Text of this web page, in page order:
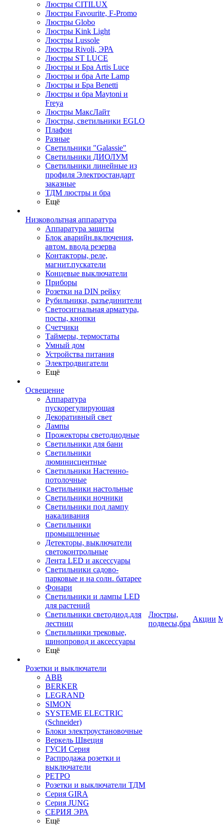
Люстры CITILUX
Люстры Favourite, F-Promo
Люстры Globo
Люстры Kink Light
Люстры Lussole
Люстры Rivoli, ЭРА
Люстры ST LUCE
Люстры и Бра Artis Luce
Люстры и бра Arte Lamp
Люстры и Бра Benetti
Люстры и бра Maytoni и
Freya
Люстры МаксЛайт
Люстры, светильники EGLO
Плафон
Разные
Светильники "Galassie"
Светильники ДИОЛУМ
Светильники линейные из
профиля Электростандарт
заказные
ТДМ люстры и бра
Ещё
Низковольтная аппаратура
Аппаратура защиты
Блок аварийн.включения,
автом. ввода резерва
Контакторы, реле,
магнит.пускатели
Концевые выключатели
Приборы
Розетки на DIN рейку
Рубильники, разъединители
Светосигнальная арматура,
посты, кнопки
Счетчики
Таймеры, термостаты
Умный дом
Устройства питания
Электродвигатели
Ещё
Освещение
Аппаратура
пускорегулирующая
Декоративный свет
Лампы
Прожекторы светодиодные
Светильники для бани
Светильники
люминисцентные
Светильники Настенно-
потолочные
Светильники настольные
Светильники ночники
Светильники под лампу
накаливания
Светильники
промышленные
Детекторы, выключатели
светоконтрольные
Лента LED и аксессуары
Светильники садово-
парковые и на солн. батарее
Фонари
Светильники и лампы LED
для растений
Светильники светодиод.для
лестниц
Светильники трековые,
шинопровод и аксессуары
Ещё
Розетки и выключатели
ABB
BERKER
LEGRAND
SIMON
SYSTEME ELECTRIC
(Schneider)
Блоки электроустановочные
Веркель Швеция
ГУСИ Серия
Распродажа розетки и
выключатели
РЕТРО
Розетки и выключатели ТДМ
Серия GIRA
Серия JUNG
СЕРИЯ ЭРА
Ещё
Люстры,
подвесы,бра
Акции